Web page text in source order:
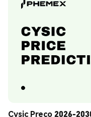
Cysic Preço 2026-